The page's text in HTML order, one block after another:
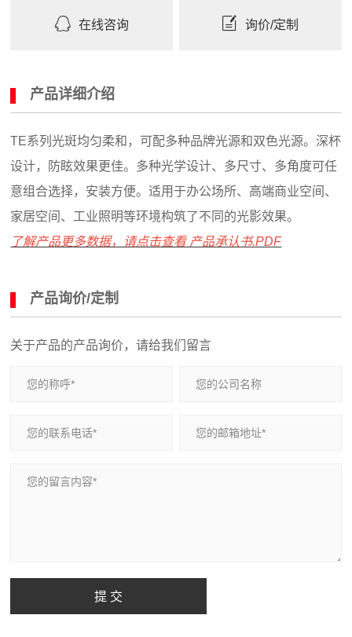
在线咨询 询价/定制
产品详细介绍
TE系列光斑均匀柔和，可配多种品牌光源和双色光源。深杯
设计，防眩效果更佳。多种光学设计、多尺寸、多角度可任
意组合选择，安装方便。适用于办公场所、高端商业空间、
家居空间、工业照明等环境构筑了不同的光影效果。
了解产品更多数据，请点击查看 产品承认书.PDF
产品询价/定制
关于产品的产品询价，请给我们留言
提 交